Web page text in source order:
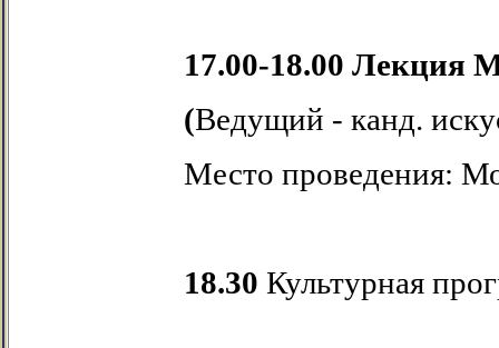
17.00-18.00 Лекция
(Ведущий - канд.
Место проведения:
18.30 Культурная